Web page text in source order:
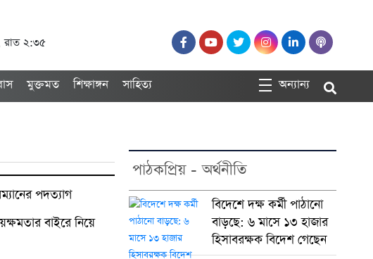
রাত ২:৩৫
মুক্তমত শিক্ষাঙ্গন সাহিত্য অন্যান্য
পদত্যাগ
বাইরে নিয়ে
পাঠকপ্রিয় - অর্থনীতি
বিদেশে দক্ষ কর্মী পাঠানো
বাড়ছে: ৬ মাসে ১৩ হাজার
হিসাবরক্ষক বিদেশ গেছেন